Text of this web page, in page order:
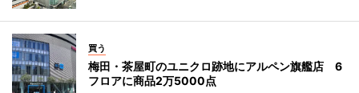
買う
梅田・茶屋町のユニクロ跡地にアルペン旗艦店 6
フロアに商品2万5000点